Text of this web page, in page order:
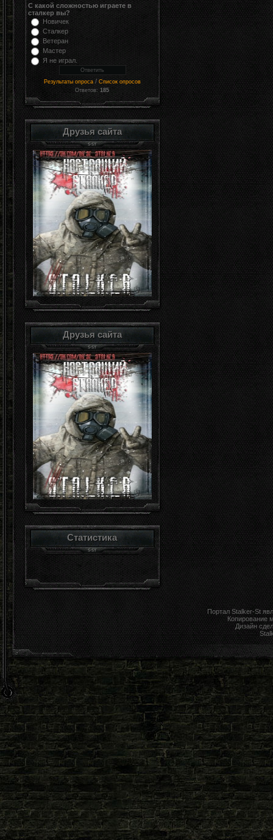
С какой сложностью играете в
сталкер вы?
Новичек
Сталкер
Ветеран
Мастер
Я не играл.
Результаты опроса / Список опросов
Ответов:185
Друзья сайта
Друзья сайта
Статистика
Портал Stalker-St
Копирование
Дизайн